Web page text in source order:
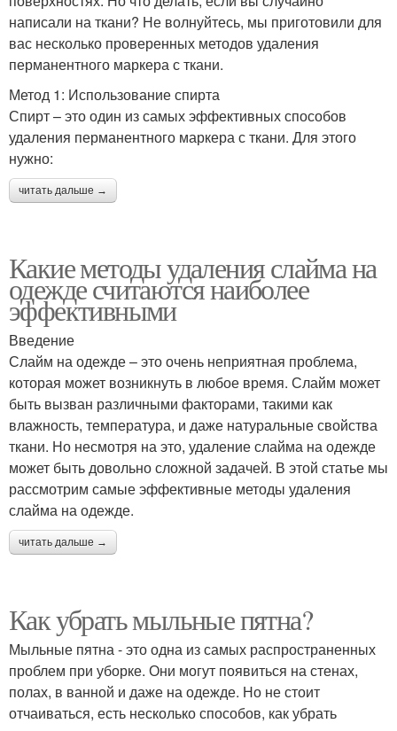
написали на ткани? Не волнуйтесь, мы приготовили для
вас несколько проверенных методов удаления
перманентного маркера с ткани.
Метод 1: Использование спирта
Спирт – это один из самых эффективных способов
удаления перманентного маркера с ткани. Для этого
нужно:
читать дальше →
Какие методы удаления слайма на
одежде считаются наиболее
эффективными
Введение
Слайм на одежде – это очень неприятная проблема,
которая может возникнуть в любое время. Слайм может
быть вызван различными факторами, такими как
влажность, температура, и даже натуральные свойства
ткани. Но несмотря на это, удаление слайма на одежде
может быть довольно сложной задачей. В этой статье мы
рассмотрим самые эффективные методы удаления
слайма на одежде.
читать дальше →
Как убрать мыльные пятна?
Мыльные пятна - это одна из самых распространенных
проблем при уборке. Они могут появиться на стенах,
полах, в ванной и даже на одежде. Но не стоит
отчаиваться, есть несколько способов, как убрать